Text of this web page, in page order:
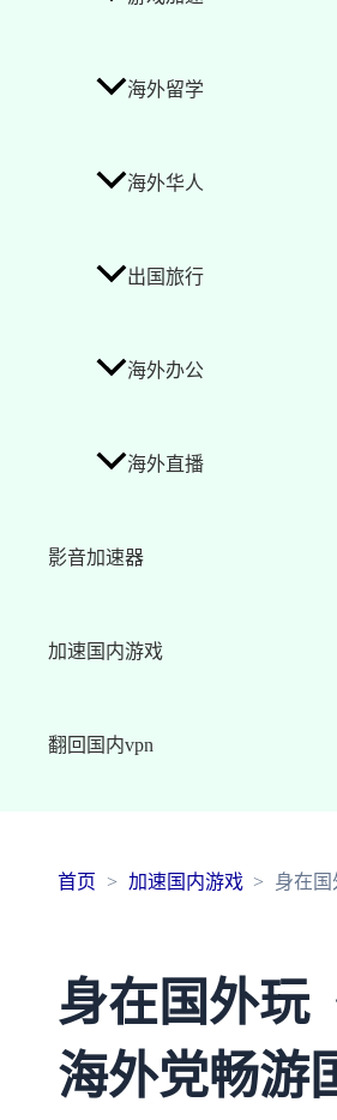
海外留学
海外华人
出国旅行
海外办公
海外直播
影音加速器
加速国内游戏
翻回国内vpn
首页 加速国内游戏 身在
身在国外玩
海外党畅游